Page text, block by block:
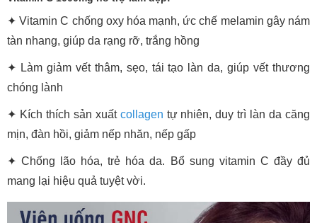
✦ Vitamin C chống oxy hóa mạnh, ức chế melamin gây nám
tàn nhang, giúp da rạng rỡ, trắng hồng
✦ Làm giảm vết thâm, sẹo, tái tạo làn da, giúp vết thương
chóng lành
✦ Kích thích sản xuất collagen tự nhiên, duy trì làn da căng
mịn, đàn hồi, giảm nếp nhăn, nếp gấp
✦ Chống lão hóa, trẻ hóa da. Bổ sung vitamin C đầy đủ
mang lại hiệu quả tuyệt vời.